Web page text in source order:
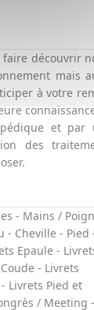
faire découvrir
mais
à votre
et par
des
- Mains /
- Cheville - Pied
Epaule -
- Livrets
- Livrets Pied et
/ Meeting -